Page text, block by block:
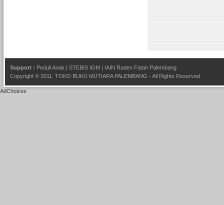
Support : Peduli Anak STEBIS IGM
IAIN Raden Fatah Palembang
Copyright © 2011. TOKO BUKU MUTIARA PALEMBANG - All Rights Reserved
AdChoices